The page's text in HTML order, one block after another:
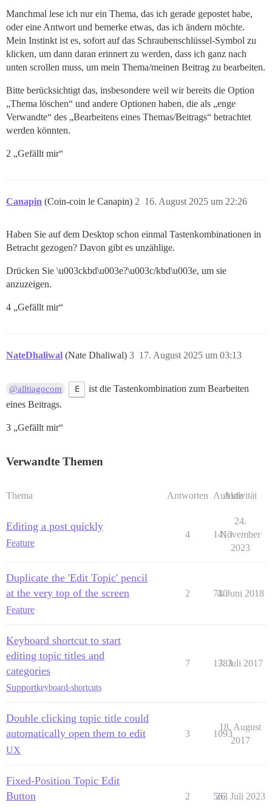
Manchmal lese ich nur ein Thema, das ich gerade gepostet habe,
oder eine Antwort und bemerke etwas, das ich ändern möchte.
Mein Instinkt ist es, sofort auf das Schraubenschlüssel-Symbol zu
klicken, um dann daran erinnert zu werden, dass ich ganz nach
unten scrollen muss, um mein Thema/meinen Beitrag zu bearbeiten.
Bitte berücksichtigt das, insbesondere weil wir bereits die Option
„Thema löschen“ und andere Optionen haben, die als „enge
Verwandte“ des „Bearbeitens eines Themas/Beitrags“ betrachtet
werden könnten.
2 „Gefällt mir“
Canapin (Coin-coin le Canapin) 16. August 2025 um 22:26
2
Haben Sie auf dem Desktop schon einmal Tastenkombinationen in
Betracht gezogen? Davon gibt es unzählige.
Drücken Sie \u003ckbd\u003e?\u003c/kbd\u003e, um sie
anzuzeigen.
4 „Gefällt mir“
NateDhaliwal (Nate Dhaliwal) 17. August 2025 um 03:13
3
@alltiagocom E
ist die Tastenkombination zum Bearbeiten
eines Beitrags.
3 „Gefällt mir“
Verwandte Themen
Thema Antworten Aufrufe
Aktivität
Editing a post quickly
Feature
4 1413
24.
November
2023
Duplicate the 'Edit Topic' pencil
at the very top of the screen
Feature
2 730
4. Juni 2018
Keyboard shortcut to start
editing topic titles and
categories
Supportkeyboard-shortcuts
7 1383
7. Juli 2017
Double clicking topic title could
automatically open them to edit
UX
3 1093
18. August
2017
Fixed-Position Topic Edit
Button
2 563
26. Juli 2023